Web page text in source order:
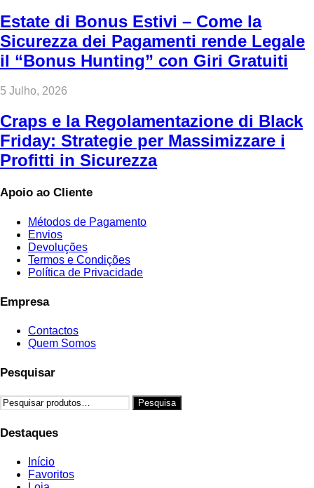
Estate di Bonus Estivi – Come la
Sicurezza dei Pagamenti rende Legale
il “Bonus Hunting” con Giri Gratuiti
5 Julho, 2026
Craps e la Regolamentazione di Black
Friday: Strategie per Massimizzare i
Profitti in Sicurezza
Apoio ao Cliente
Métodos de Pagamento
Envios
Devoluções
Termos e Condições
Política de Privacidade
Empresa
Contactos
Quem Somos
Pesquisar
Pesquisar
por:
Pesquisa
Destaques
Início
Favoritos